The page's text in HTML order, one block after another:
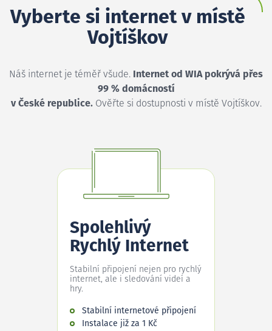
Vyberte si internet v místě
Vojtíškov
Náš internet je téměř všude. Internet od WIA pokrývá přes
99 % domácností
v České republice.Ověřte si dostupnosti v místě Vojtíškov.
Spolehlivý
Rychlý Internet
Stabilní připojení nejen pro rychlý
internet, ale i sledování videí a
hry.
Stabilní internetové připojení
Instalace již za 1 Kč